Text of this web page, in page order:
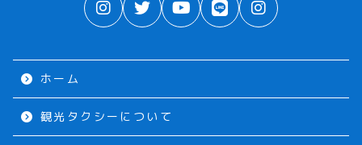
ホーム
観光タクシーについて